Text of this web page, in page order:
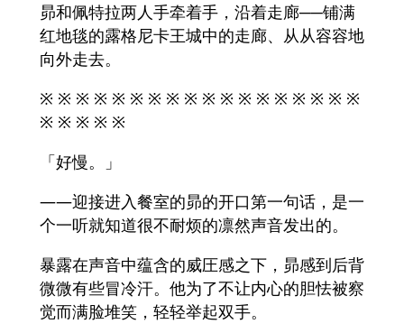
昴和佩特拉两人手牵着手，沿着走廊──铺满
红地毯的露格尼卡王城中的走廊、从从容容地
向外走去。
※ ※ ※ ※ ※ ※ ※ ※ ※ ※ ※ ※ ※ ※ ※ ※ ※ ※
※ ※ ※ ※ ※
「好慢。」
――迎接进入餐室的昴的开口第一句话，是一
个一听就知道很不耐烦的凛然声音发出的。
暴露在声音中蕴含的威圧感之下，昴感到后背
微微有些冒冷汗。他为了不让内心的胆怯被察
觉而满脸堆笑，轻轻举起双手。